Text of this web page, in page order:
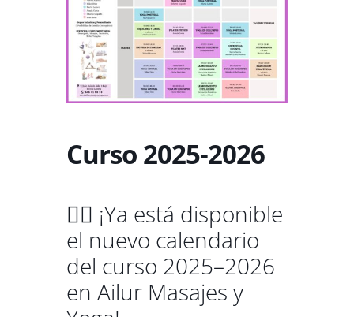
Curso 2025-2026
🧘‍♀️ ¡Ya está disponible
el nuevo calendario
del curso 2025–2026
en Ailur Masajes y